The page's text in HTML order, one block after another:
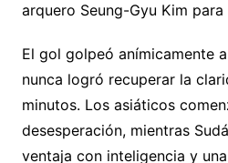
arquero Seung-Gyu Kim
El gol golpeó anímicamente
nunca logró recuperar la
minutos. Los asiáticos
desesperación, mientras
ventaja con inteligencia y